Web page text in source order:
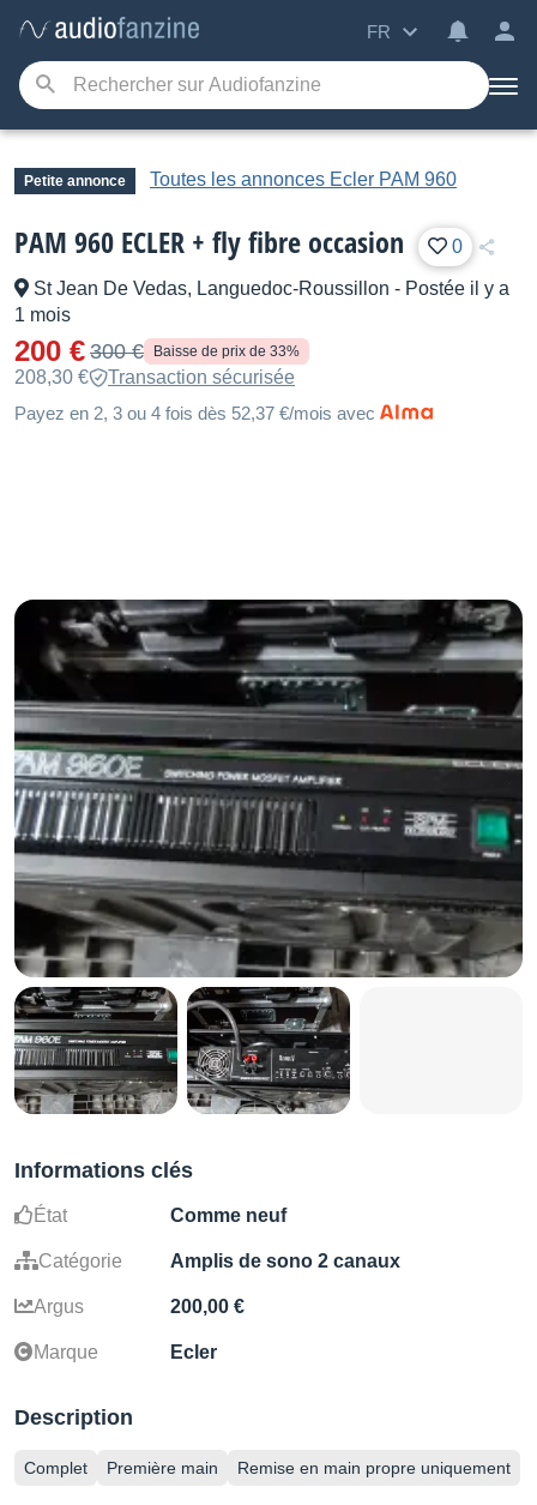
FR
Petite annonce Toutes les annonces Ecler PAM 960
PAM 960 ECLER + fly fibre occasion 0
St Jean De Vedas, Languedoc-Roussillon - Postée il y a
1 mois
200 € 300 € Baisse de prix de 33%
208,30 €
Transaction sécurisée
Payez en 2, 3 ou 4 fois dès 52,37 €/mois avec
Informations clés
État Comme neuf
Catégorie Amplis de sono 2 canaux
Argus 200,00 €
Marque Ecler
Description
Complet Première main Remise en main propre uniquement